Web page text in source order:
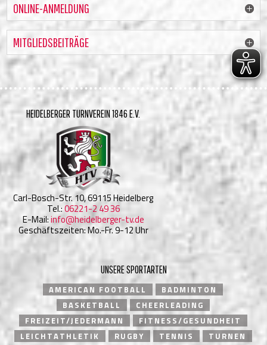
ONLINE-ANMELDUNG
MITGLIEDSBEITRÄGE
HEIDELBERGER TURNVEREIN 1846 E.V.
Carl-Bosch-Str. 10, 69115 Heidelberg
Tel.:06221-2 49 36
E-Mail:info@heidelberger-tv.de
Geschäftszeiten: Mo.-Fr. 9-12 Uhr
UNSERE SPORTARTEN
AMERICAN FOOTBALL
BADMINTON
BASKETBALL
CHEERLEADING
FREIZEIT/JEDERMANN
FITNESS/GESUNDHEIT
LEICHTATHLETIK
RUGBY TENNIS
TURNEN